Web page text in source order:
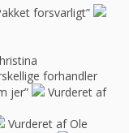
forsvarligt”
forhandler
jer”
Vurderet af
Vurderet af Ole